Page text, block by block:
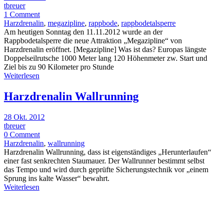
tbreuer
1 Comment
Harzdrenalin, megazipline, rappbode, rappbodetalsperre
Am heutigen Sonntag den 11.11.2012 wurde an der
Rappbodetalsperre die neue Attraktion „Megazipline“ von
Harzdrenalin eröffnet. [Megazipline] Was ist das? Europas längste
Doppelseilrutsche 1000 Meter lang 120 Höhenmeter zw. Start und
Ziel bis zu 90 Kilometer pro Stunde
Weiterlesen
Harzdrenalin Wallrunning
28 Okt. 2012
tbreuer
0 Comment
Harzdrenalin, wallrunning
Harzdrenalin Wallrunning, dass ist eigenständiges „Herunterlaufen“
einer fast senkrechten Staumauer. Der Wallrunner bestimmt selbst
das Tempo und wird durch geprüfte Sicherungstechnik vor „einem
Sprung ins kalte Wasser“ bewahrt.
Weiterlesen